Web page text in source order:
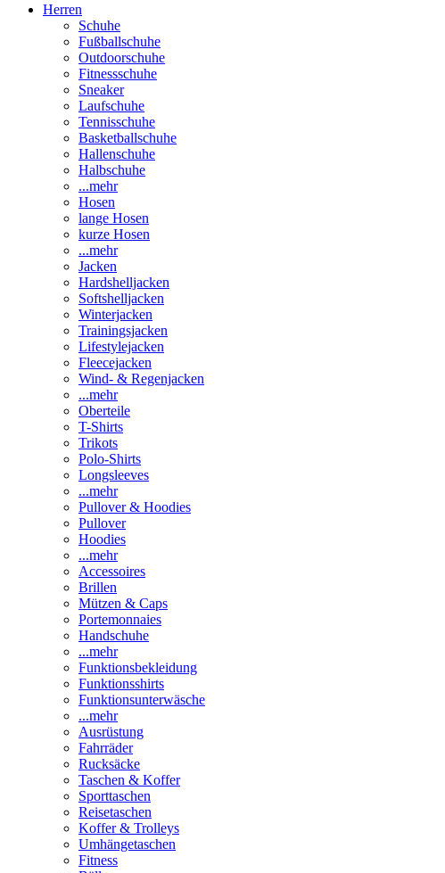
Herren
Schuhe
Fußballschuhe
Outdoorschuhe
Fitnessschuhe
Sneaker
Laufschuhe
Tennisschuhe
Basketballschuhe
Hallenschuhe
Halbschuhe
...mehr
Hosen
lange Hosen
kurze Hosen
...mehr
Jacken
Hardshelljacken
Softshelljacken
Winterjacken
Trainingsjacken
Lifestylejacken
Fleecejacken
Wind- & Regenjacken
...mehr
Oberteile
T-Shirts
Trikots
Polo-Shirts
Longsleeves
...mehr
Pullover & Hoodies
Pullover
Hoodies
...mehr
Accessoires
Brillen
Mützen & Caps
Portemonnaies
Handschuhe
...mehr
Funktionsbekleidung
Funktionsshirts
Funktionsunterwäsche
...mehr
Ausrüstung
Fahrräder
Rucksäcke
Taschen & Koffer
Sporttaschen
Reisetaschen
Koffer & Trolleys
Umhängetaschen
Fitness